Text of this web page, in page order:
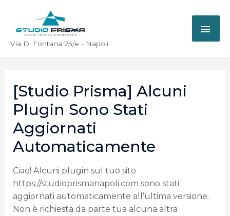
Via D. Fontana 25/e - Napoli
[Studio Prisma] Alcuni
Plugin Sono Stati
Aggiornati
Automaticamente
Ciao! Alcuni plugin sul tuo sito
https://studioprismanapoli.com sono stati
aggiornati automaticamente all’ultima versione.
Non è richiesta da parte tua alcuna altra